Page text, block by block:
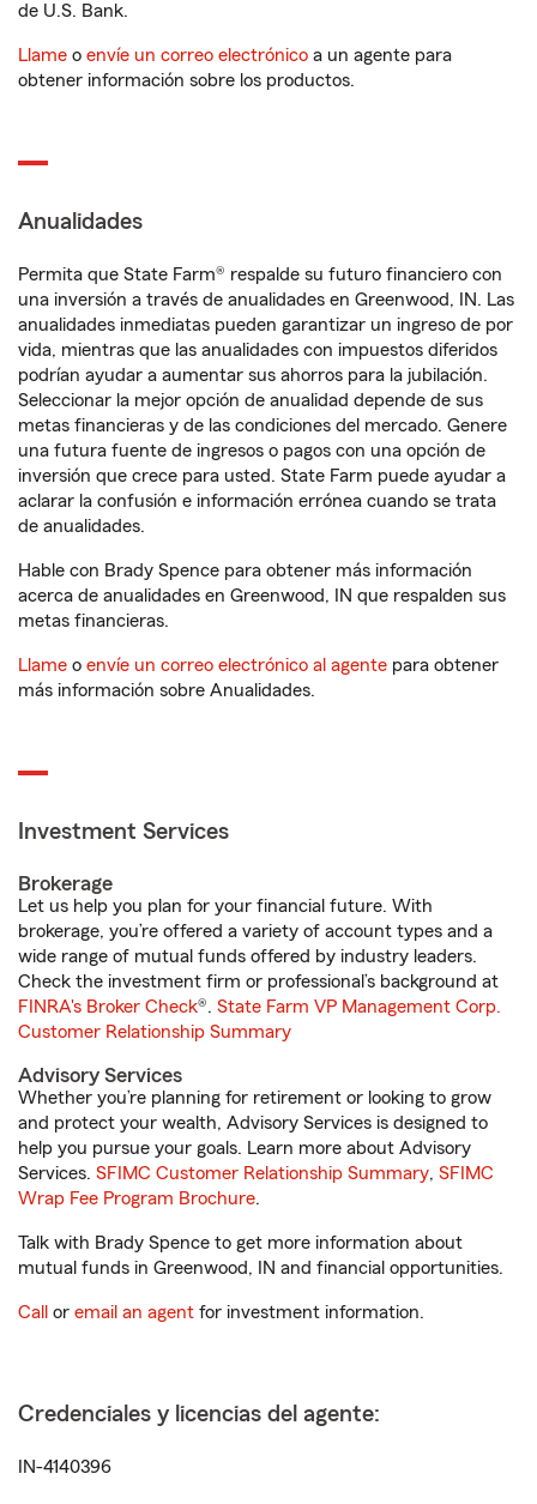
de U.S. Bank.
Llame o envíe un correo electrónico a un agente para
obtener información sobre los productos.
Anualidades
Permita que State Farm® respalde su futuro financiero con
una inversión a través de anualidades en Greenwood, IN. Las
anualidades inmediatas pueden garantizar un ingreso de por
vida, mientras que las anualidades con impuestos diferidos
podrían ayudar a aumentar sus ahorros para la jubilación.
Seleccionar la mejor opción de anualidad depende de sus
metas financieras y de las condiciones del mercado. Genere
una futura fuente de ingresos o pagos con una opción de
inversión que crece para usted. State Farm puede ayudar a
aclarar la confusión e información errónea cuando se trata
de anualidades.
Hable con Brady Spence para obtener más información
acerca de anualidades en Greenwood, IN que respalden sus
metas financieras.
Llame o envíe un correo electrónico al agente para obtener
más información sobre Anualidades.
Investment Services
Brokerage
Let us help you plan for your financial future. With
brokerage, you’re offered a variety of account types and a
wide range of mutual funds offered by industry leaders.
Check the investment firm or professional’s background at
FINRA's Broker Check®. State Farm VP Management Corp.
Customer Relationship Summary
Advisory Services
Whether you’re planning for retirement or looking to grow
and protect your wealth, Advisory Services is designed to
help you pursue your goals. Learn more about Advisory
Services. SFIMC Customer Relationship Summary, SFIMC
Wrap Fee Program Brochure.
Talk with Brady Spence to get more information about
mutual funds in Greenwood, IN and financial opportunities.
Call or email an agent for investment information.
Credenciales y licencias del agente:
IN-4140396